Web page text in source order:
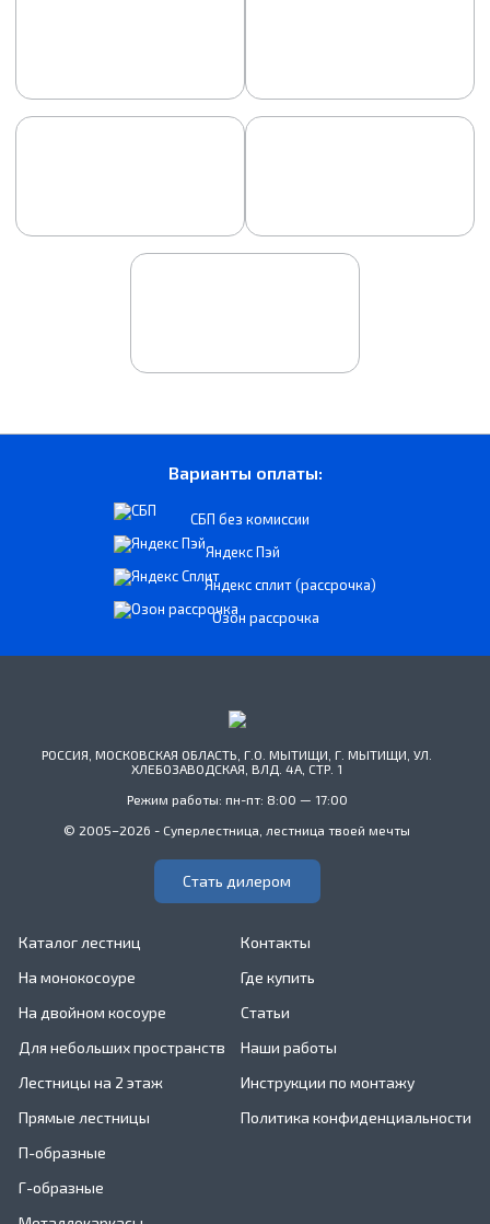
Варианты оплаты:
СБП без комиссии
Яндекс Пэй
Яндекс сплит (рассрочка)
Озон рассрочка
РОССИЯ, МОСКОВСКАЯ ОБЛАСТЬ, Г.О. МЫТИЩИ, Г. МЫТИЩИ, УЛ.
ХЛЕБОЗАВОДСКАЯ, ВЛД. 4А, СТР. 1
Режим работы: пн-пт: 8:00 — 17:00
© 2005–2026 - Суперлестница, лестница твоей мечты
Стать дилером
Каталог лестниц
На монокосоуре
На двойном косоуре
Для небольших пространств
Лестницы на 2 этаж
Прямые лестницы
П-образные
Г-образные
Контакты
Где купить
Статьи
Наши работы
Инструкции по монтажу
Политика конфиденциальности